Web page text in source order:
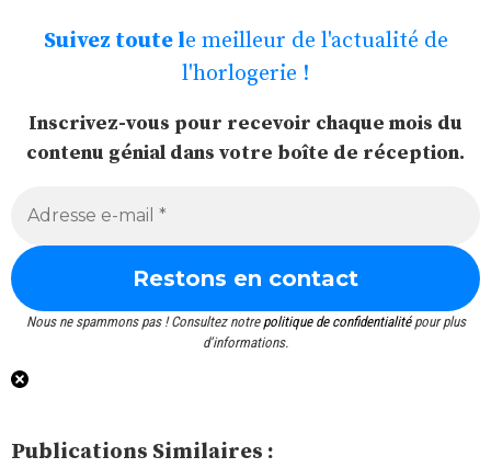
Suivez toute le meilleur de l'actualité de
l'horlogerie !
Inscrivez-vous pour recevoir chaque mois du
contenu génial dans votre boîte de réception.
Nous ne spammons pas ! Consultez notre politique de confidentialitépour plus
d’informations.
Publications Similaires :